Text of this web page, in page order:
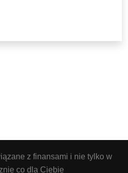
z finansami i nie tylko w
co dla Ciebie